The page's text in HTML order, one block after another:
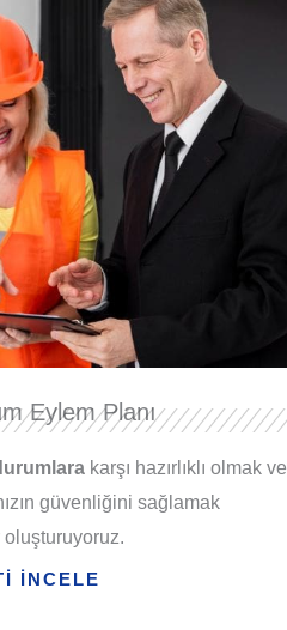
Eylem Planı
karşı hazırlıklı olmak ve
güvenliğini sağlamak
İNCELE